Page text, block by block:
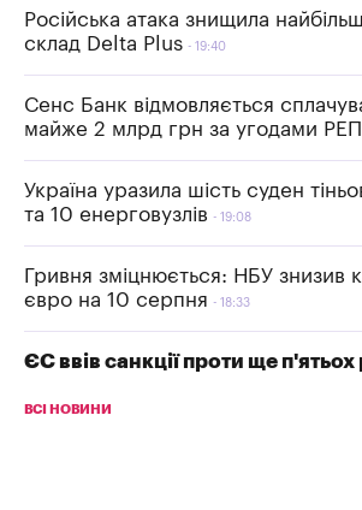
Російська атака знищила
склад Delta Plus
19:40
Сенс Банк відмовляється
майже 2 млрд грн за угодами
Україна уразила шість суден
та 10 енерговузлів
19:08
Гривня зміцнюється: НБУ знизив
євро на 10 серпня
18:33
ЄС ввів санкції проти ще п'ятьох
ВСІ НОВИНИ